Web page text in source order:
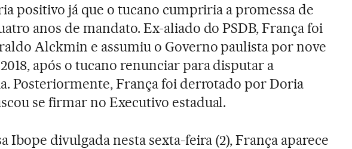
positivo já que o tucano cumpriria a promessa de
anos de mandato. Ex-aliado do PSDB, França foi
Alckmin e assumiu o Governo paulista por nove
após o tucano renunciar para disputar a
Posteriormente, França foi derrotado por Doria
se firmar no Executivo estadual.
Ibope divulgada nesta sexta-feira (2), França aparece